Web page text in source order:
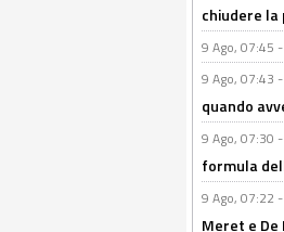
chiudere
9 Ago, 07:45 -
9 Ago, 07:43 -
quando
9 Ago, 07:30 -
formula
9 Ago, 07:22 -
Meret e De